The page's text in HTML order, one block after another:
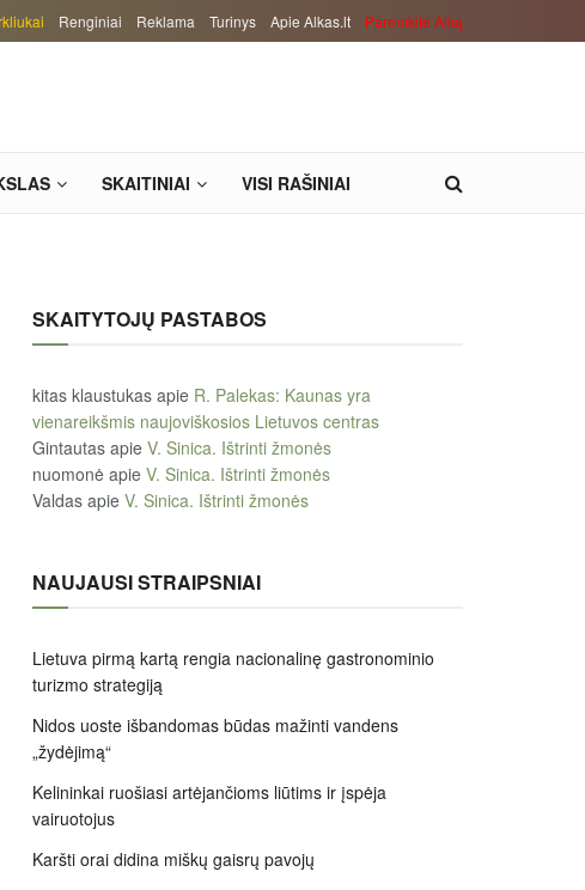
Renginiai Reklama Turinys Apie Alkas.lt Paremkite Alką
SKAITINIAI VISI RAŠINIAI
SKAITYTOJŲ PASTABOS
kitas klaustukas apie R. Palekas: Kaunas yra
vienareikšmis naujoviškosios Lietuvos centras
Gintautas apie V. Sinica. Ištrinti žmonės
nuomonė apie V. Sinica. Ištrinti žmonės
Valdas apie V. Sinica. Ištrinti žmonės
NAUJAUSI STRAIPSNIAI
Lietuva pirmą kartą rengia nacionalinę gastronominio
turizmo strategiją
Nidos uoste išbandomas būdas mažinti vandens
„žydėjimą“
Kelininkai ruošiasi artėjančioms liūtims ir įspėja
vairuotojus
Karšti orai didina miškų gaisrų pavojų